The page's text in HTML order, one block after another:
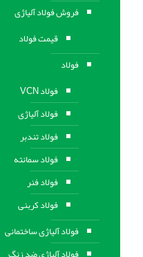
فروش فولاد آلیاژی
قیمت فولاد
فولاد
فولاد VCN
فولاد آلیاژی
فولاد تندبر
فولاد سمانته
فولاد فنر
فولاد کربنی
فولاد آلیاژی ساختمانی